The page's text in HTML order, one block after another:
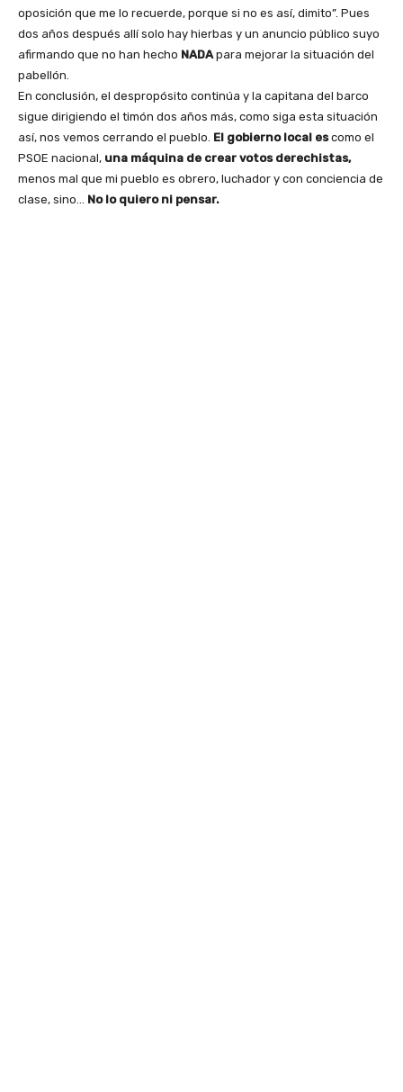
oposición que me lo recuerde, porque si no es así, dimito”. Pues
dos años después allí solo hay hierbas y un anuncio público suyo
afirmando que no han hecho NADA para mejorar la situación del
pabellón.
En conclusión, el despropósito continúa y la capitana del barco
sigue dirigiendo el timón dos años más, como siga esta situación
así, nos vemos cerrando el pueblo. El gobierno local escomo el
PSOE nacional, una máquina de crear votos derechistas,
menos mal que mi pueblo es obrero, luchador y con conciencia de
clase, sino… No lo quiero ni pensar.